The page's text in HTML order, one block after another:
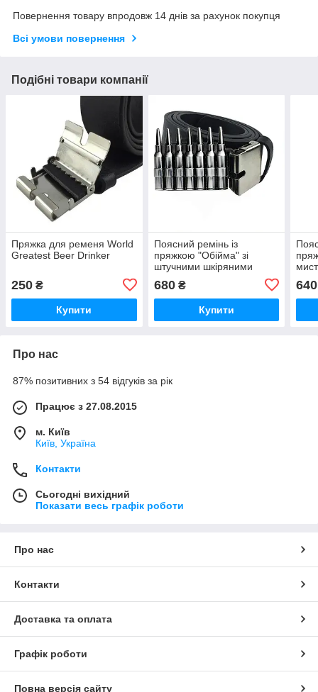
Повернення товару впродовж 14 днів за рахунок покупця
Всі умови повернення
Подібні товари компанії
Пряжка для ременя World
Greatest Beer Drinker
250 ₴
Купити
Поясний ремінь із
пряжкою "Обійма" зі
штучними шкіряними
680₴
Купити
640
Про нас
87% позитивних з 54 відгуків за рік
Працює з 27.08.2015
м. Київ
Київ, Україна
Контакти
Сьогодні вихідний
Показати весь графік роботи
Про нас
Контакти
Доставка та оплата
Графік роботи
Повна версія сайту